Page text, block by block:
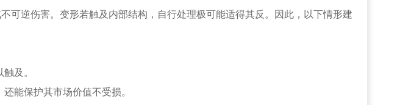
逆伤害。变形若触及内部结构，自行处理极可能适得其反。因此，以下情形建
及。
能保护其市场价值不受损。